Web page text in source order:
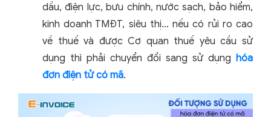
dầu, điện lực, bưu chính, nước sạch, bảo hiểm,
kinh doanh TMĐT, siêu thị… nếu có rủi ro cao
về thuế và được Cơ quan thuế yêu cầu sử
dụng thì phải chuyển đổi sang sử dụng hóa
đơn điện tử có mã.